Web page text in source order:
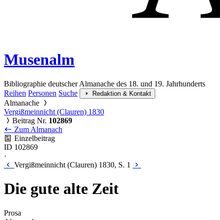
Musenalm
Bibliographie deutscher Almanache des 18. und 19. Jahrhunderts
Reihen Personen Suche Redaktion & Kontakt
Almanache
Vergißmeinnicht (Clauren) 1830
Beitrag Nr. 102869
Zum Almanach
Einzelbeitrag
ID 102869
·
Vergißmeinnicht (Clauren) 1830, S. 1
Die gute alte Zeit
Prosa